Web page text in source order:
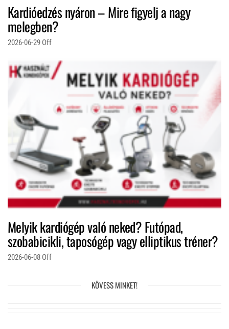
Kardióedzés nyáron – Mire figyelj a nagy
melegben?
2026-06-29 Off
Melyik kardiógép való neked? Futópad,
szobabicikli, taposógép vagy elliptikus tréner?
2026-06-08 Off
KÖVESS MINKET!